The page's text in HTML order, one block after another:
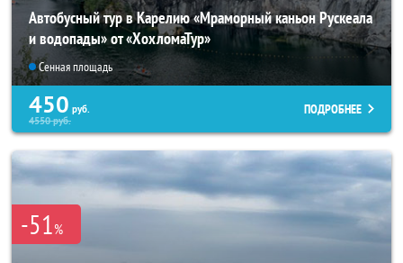
Автобусный тур в Карелию «Мраморный каньон Рускеала
и водопады» от «ХохломаТур»
Сенная площадь
450 руб.
4550руб.
ПОДРОБНЕЕ
-51%